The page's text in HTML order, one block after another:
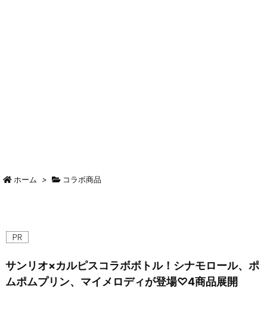
ホーム > コラボ商品
サンリオ×カルピスコラボボトル！シナモロール、ポ
ムポムプリン、マイメロディが登場♡4商品展開